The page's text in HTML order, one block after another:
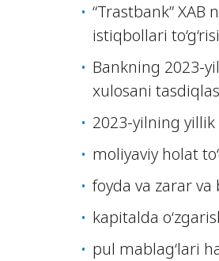
“Trastbank”
istiqbollari
Bankning 2023-
xulosani
2023-yilning
moliyaviy holat
foyda va zarar
kapitalda
pul mablag‘lari